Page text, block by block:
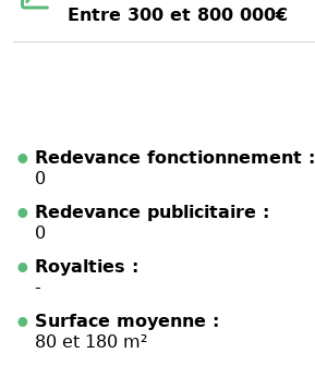
Entre 300 et 800 000€
Redevance fonctionnement :
0
Redevance publicitaire :
0
Royalties :
-
Surface moyenne :
80 et 180 m²